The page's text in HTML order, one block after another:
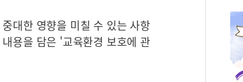
대한 영향을 미칠 수 있는 사항
용을 담은 '교육환경 보호에 관